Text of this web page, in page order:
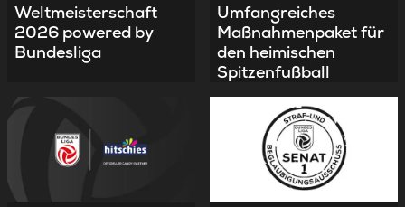
Weltmeisterschaft
2026 powered by
Bundesliga
Umfangreiches
Maßnahmenpaket für
den heimischen
Spitzenfußball